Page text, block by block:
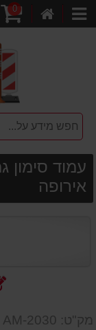
קטגוריות
0
אירופה
מק"ט: AM-2030